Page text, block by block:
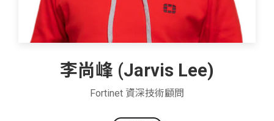
李尚峰 (Jarvis Lee)
Fortinet 資深技術顧問